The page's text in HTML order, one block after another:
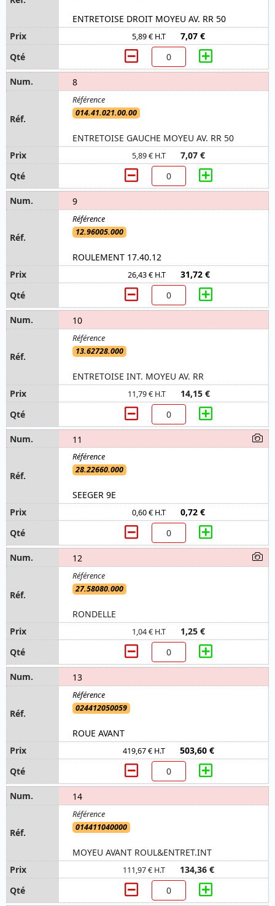
ENTRETOISE DROIT MOYEU AV. RR 50
5,89 € H.T 7,07 €
8
014.41.021.00.00
ENTRETOISE GAUCHE MOYEU AV. RR 50
5,89 € H.T 7,07 €
9
12.96005.000
ROULEMENT 17.40.12
26,43 € H.T 31,72 €
10
13.62728.000
ENTRETOISE INT. MOYEU AV. RR
11,79 € H.T 14,15 €
11
28.22660.000
SEEGER 9E
0,60 € H.T 0,72 €
12
27.58080.000
RONDELLE
1,04 € H.T 1,25 €
13
024412050059
ROUE AVANT
419,67 € H.T 503,60 €
14
014411040000
MOYEU AVANT ROUL&ENTRET.INT
111,97 € H.T 134,36 €